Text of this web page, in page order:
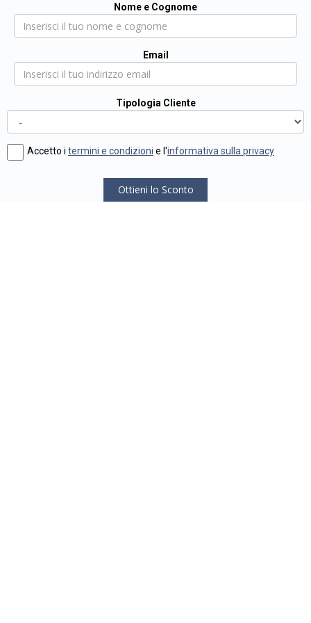
Nome e Cognome
Email
Tipologia Cliente
Accetto i termini e condizioni e l'informativa sulla privacy
Ottieni lo Sconto